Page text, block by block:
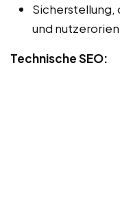
Sicherstellung,
und
Technische SEO: